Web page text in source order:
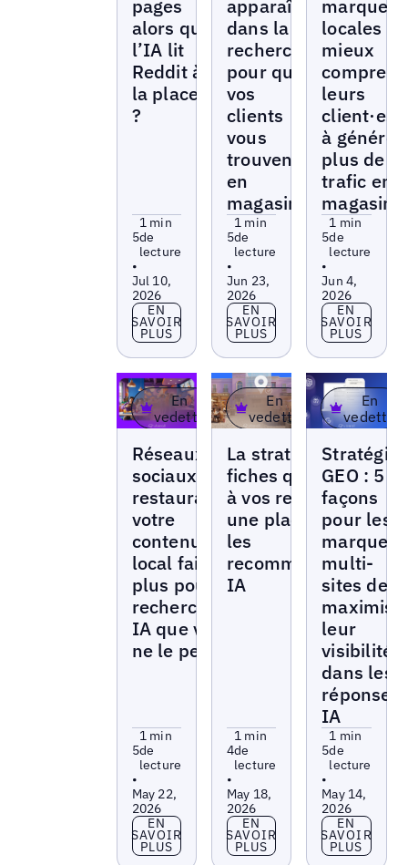
pages
alors que
l’IA lit
Reddit à
la place
?
5
1 min
de
lecture
•
Jul 10,
2026
En savoir plus
EN
SAVOIR
PLUS
apparaître
dans la
recherche
pour que
vos
clients
vous
trouvent
en
magasin
5
1 min
de
lecture
•
Jun 23,
2026
En savoir plus
EN
SAVOIR
PLUS
marques
locales à
mieux
leurs
client·es
à générer
plus de
trafic en
magasin
5
1 min
de
lecture
•
Jun 4,
2026
En savoir
EN
SAVOIR
PLUS
En
vedette
Réseaux
sociaux pour
restaurants :
votre
contenu
local fait
plus pour la
recherche
IA que vous
ne le pensez
5
1 min
de
lecture
•
May 22,
2026
En savoir plus
EN
SAVOIR
PLUS
En
vedette
La stratégie de
fiches qui assure
à vos restaurants
une place dans
les
recommandations
IA
4
1 min
de
lecture
•
May 18,
2026
En savoir plus
EN
SAVOIR
PLUS
En
vedette
Stratégie
GEO : 5
façons
pour les
marques
multi-
sites de
leur
visibilité
dans les
réponses
IA
5
1 min
de
lecture
•
May 14,
2026
En savoir
EN
SAVOIR
PLUS